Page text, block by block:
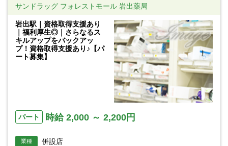
サンドラッグ フォレストモール 岩出薬局
岩出駅｜資格取得支援あり
｜福利厚生◎｜さらなるス
キルアップをバックアッ
プ！資格取得支援あり♪【パ
ート募集】
パート 時給 2,000 ～ 2,200円
業種 併設店